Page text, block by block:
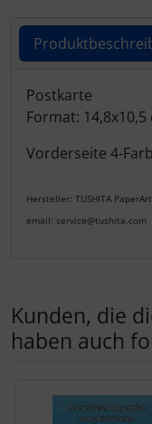
Postkarte
Format: 14,8x10,5
Vorderseite 4-
Hersteller: TUSHITA
email: service@tushita.com
Kunden, die
haben auch